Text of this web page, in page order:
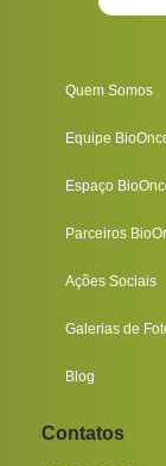
Quem Somos
Equipe
Espaço
Parceiros
Ações Sociais
Galerias de
Blog
Contatos